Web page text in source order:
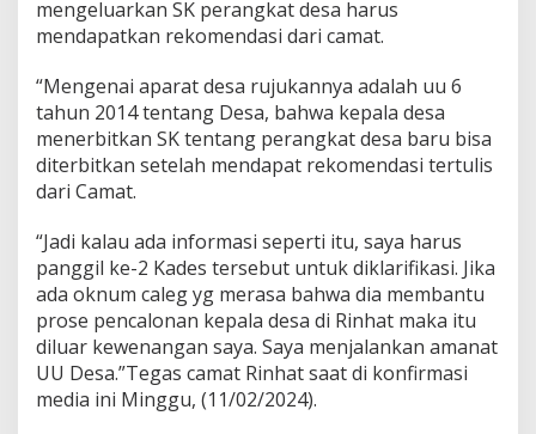
mengeluarkan SK perangkat desa harus
mendapatkan rekomendasi dari camat.
“Mengenai aparat desa rujukannya adalah uu 6
tahun 2014 tentang Desa, bahwa kepala desa
menerbitkan SK tentang perangkat desa baru bisa
diterbitkan setelah mendapat rekomendasi tertulis
dari Camat.
“Jadi kalau ada informasi seperti itu, saya harus
panggil ke-2 Kades tersebut untuk diklarifikasi. Jika
ada oknum caleg yg merasa bahwa dia membantu
prose pencalonan kepala desa di Rinhat maka itu
diluar kewenangan saya. Saya menjalankan amanat
UU Desa.”Tegas camat Rinhat saat di konfirmasi
media ini Minggu, (11/02/2024).